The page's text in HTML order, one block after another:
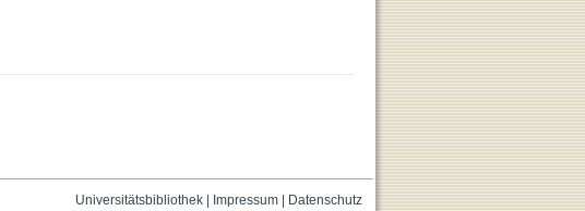
Universitätsbibliothek| Impressum| Datenschutz